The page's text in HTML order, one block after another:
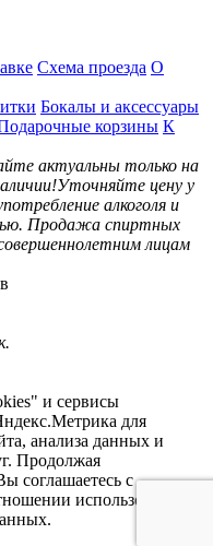
Схема проезда О
Бокалы и аксессуары
корзины К
актуальны только на
Уточняйте цену у
алкоголя и
Продажа спиртных
лицам
и сервисы
для
анализа данных и
Продолжая
соглашаетесь с
использования